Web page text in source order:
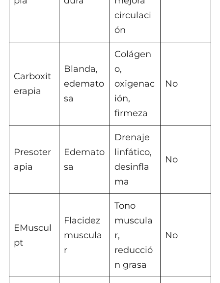
circulaci
ón
Carboxit
erapia
Blanda,
edemato
sa
Colágen
o,
oxigenac
ión,
firmeza
No
Presoter
apia
Edemato
sa
Drenaje
linfático,
desinfla
ma
No
EMuscul
pt
Flacidez
muscula
r
Tono
muscula
r,
reducció
n grasa
No